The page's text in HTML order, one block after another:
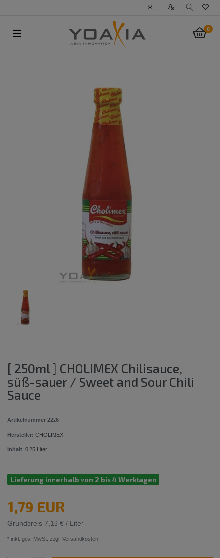
|
0
☰
[ 250ml ] CHOLIMEX Chilisauce,
süß-sauer / Sweet and Sour Chili
Sauce
Artikelnummer 2226
Hersteller: CHOLIMEX
Inhalt: 0.25 Liter
Lieferung innerhalb von 2 bis 4 Werktagen
1,79 EUR
Grundpreis 7,16 € / Liter
* inkl. ges. MwSt. zzgl. Versandkosten